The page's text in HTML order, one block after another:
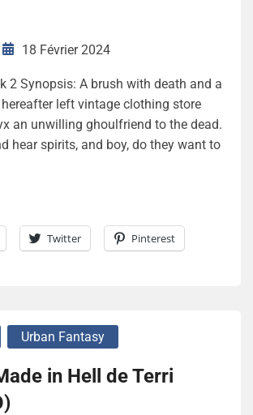
18 Février 2024
2 Synopsis: A brush with death and a
left vintage clothing store
an unwilling ghoulfriend to the dead.
hear spirits, and boy, do they want to
Twitter Pinterest
Urban Fantasy
in Hell de Terri